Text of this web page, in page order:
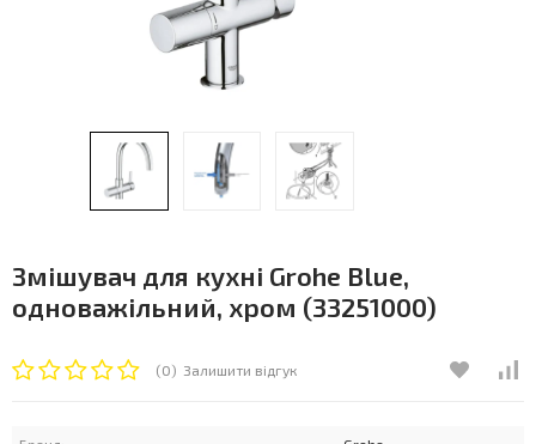
Змішувач для кухні Grohe Blue,
одноважільний, хром (33251000)
(0) Залишити відгук